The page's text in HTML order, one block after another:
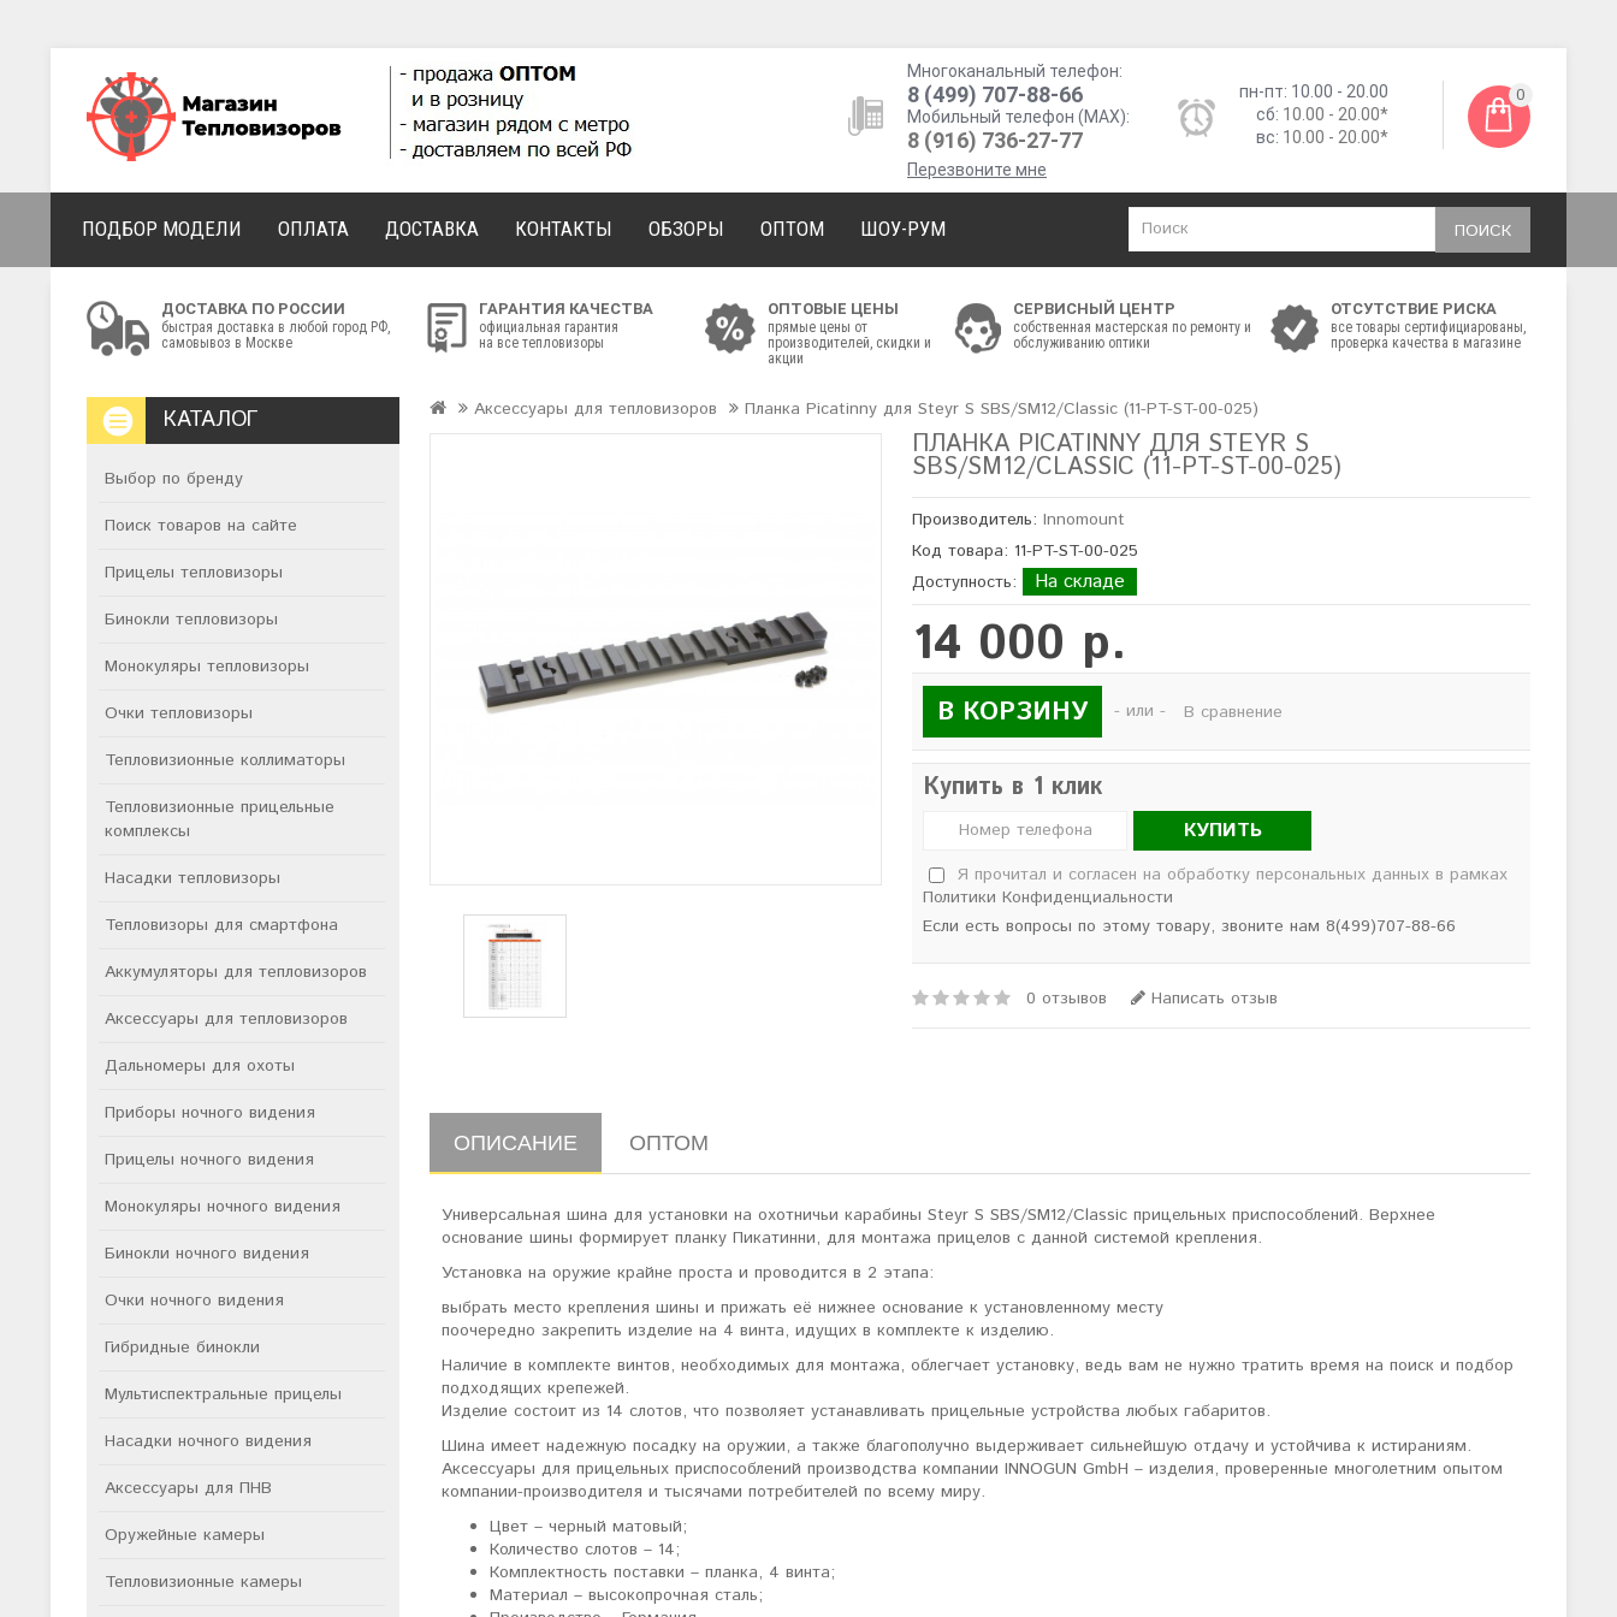
Многоканальный телефон:
8 (499) 707-88-66
Мобильный телефон (MAX):
8 (916) 736-27-77
Перезвоните мне
пн-пт: 10.00 - 20.00
сб: 10.00 - 20.00*
вс: 10.00 - 20.00*
0
ПОИСК
ПОДБОР МОДЕЛИ ОПЛАТА ДОСТАВКА КОНТАКТЫ ОБЗОРЫ ОПТОМ ШОУ-РУМ
ДОСТАВКА ПО РОССИИ
быстрая доставка в любой город РФ,
самовывоз в Москве
ГАРАНТИЯ КАЧЕСТВА
официальная гарантия
на все тепловизоры
ОПТОВЫЕ ЦЕНЫ
прямые цены от
производителей, скидки и
акции
СЕРВИСНЫЙ ЦЕНТР
собственная мастерская по ремонту и
обслуживанию оптики
ОТСУТСТВИЕ РИСКА
все товары сертифициарованы,
проверка качества в магазине
КАТАЛОГ
Выбор по бренду
Поиск товаров на сайте
Прицелы тепловизоры
Бинокли тепловизоры
Монокуляры тепловизоры
Очки тепловизоры
Тепловизионные коллиматоры
Тепловизионные прицельные
комплексы
Насадки тепловизоры
Тепловизоры для смартфона
Аккумуляторы для тепловизоров
Аксессуары для тепловизоров
Дальномеры для охоты
Приборы ночного видения
Прицелы ночного видения
Монокуляры ночного видения
Бинокли ночного видения
Очки ночного видения
Гибридные бинокли
Мультиспектральные прицелы
Насадки ночного видения
Аксессуары для ПНВ
Оружейные камеры
Тепловизионные камеры
Аксессуары для тепловизоров Планка Picatinny для Steyr S SBS/SM12/Classiс (11-PT-ST-00-025)
ПЛАНКА PICATINNY ДЛЯ STEYR S
SBS/SM12/CLASSIС (11-PT-ST-00-025)
Производитель:Innomount
Код товара: 11-PT-ST-00-025
Доступность:
На складе
14 000 р.
В КОРЗИНУ - или - В сравнение
Купить в 1 клик
КУПИТЬ
Я прочитал и согласен на обработку персональных данных в рамках
Политики Конфиденциальности
Если есть вопросы по этому товару, звоните нам 8(499)707-88-66
0 отзывов Написать отзыв
ОПИСАНИЕ ОПТОМ
Универсальная шина для установки на охотничьи карабины Steyr S SBS/SM12/Classiс прицельных приспособлений. Верхнее
основание шины формирует планку Пикатинни, для монтажа прицелов с данной системой крепления.
Установка на оружие крайне проста и проводится в 2 этапа:
выбрать место крепления шины и прижать её нижнее основание к установленному месту
поочередно закрепить изделие на 4 винта, идущих в комплекте к изделию.
Наличие в комплекте винтов, необходимых для монтажа, облегчает установку, ведь вам не нужно тратить время на поиск и подбор
подходящих крепежей.
Изделие состоит из 14 слотов, что позволяет устанавливать прицельные устройства любых габаритов.
Шина имеет надежную посадку на оружии, а также благополучно выдерживает сильнейшую отдачу и устойчива к истираниям.
Аксессуары для прицельных приспособлений производства компании INNOGUN GmbH – изделия, проверенные многолетним опытом
компании-производителя и тысячами потребителей по всему миру.
Цвет – черный матовый;
Количество слотов – 14;
Комплектность поставки – планка, 4 винта;
Материал – высокопрочная сталь;